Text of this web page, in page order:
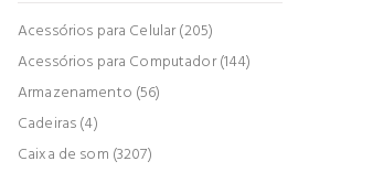
Acessórios para Celular (205)
Acessórios para Computador (144)
Armazenamento (56)
Cadeiras (4)
Caixa de som (3207)